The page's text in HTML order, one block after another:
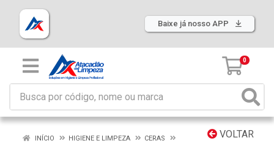
Baixe já nosso APP
0
VOLTAR
INÍCIO HIGIENE E LIMPEZA
CERAS